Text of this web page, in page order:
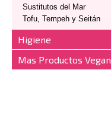
Sustitutos del Mar
Tofu, Tempeh y Seitán
Higiene
Mas Productos Vegan